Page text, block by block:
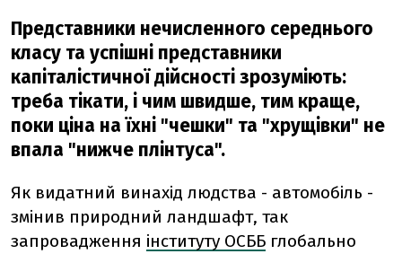
Представники нечисленного середнього
класу та успішні представники
капіталістичної дійсності зрозуміють:
треба тікати, і чим швидше, тим краще,
поки ціна на їхні "чешки" та "хрущівки" не
впала "нижче плінтуса".
Як видатний винахід людства - автомобіль -
змінив природний ландшафт, так
запровадження інституту ОСББ глобально